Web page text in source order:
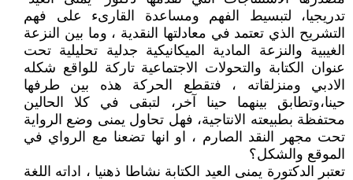
تدريجيا، لتبسيط الفهم ومساعدة القارىء على فهم
التشريح الذي تعتمد في معادلتها النقدية ، وما بين النزعة
الغيبية والنزعة المادية الميكانيكية جدلية تحليلية تحت
عنوان الكتابة والتحولات الاجتماعية تاركة للواقع شكله
الادبي ومنزلقاته ، فتقطع الحركة هذه بين طرفها
حينا،وتطابق بينهما حينا آخر، لتبقى في كلا الحالين
محتفظة بطبيعته الانتاجية، فهل تحاول يمنى وضع الرواية
تحت مجهر النقد الصارم ، او انها تضعنا مع الرواي في
الموقع والشكل؟
تعتبر الدكتورة يمنى العيد الكتابة نشاطا ذهنيا ، اداته اللغة